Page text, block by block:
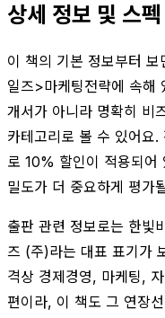
상세 정보 및 스
이 책의 기본 정보부터
일즈>마케팅전략에 속해
개서가 아니라 명확히 비
카테고리로 볼 수 있어
로 10% 할인이 적용되어
밀도가 더 중요하게 평가
출판 관련 정보로는 한빛
즈 (주)라는 대표 표기가
격상 경제경영, 마케팅,
편이라, 이 책도 그 연장